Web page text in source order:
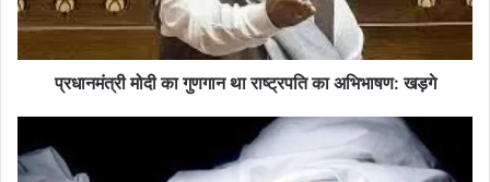
का
अभिभाषण:
खड़गे
प्रधानमंत्री मोदी का गुणगान था राष्ट्रपति का अभिभाषण: खड़गे
में
गहरी